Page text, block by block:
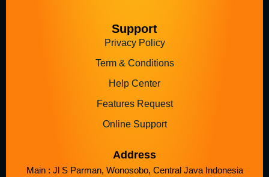
Support
Privacy Policy
Term & Conditions
Help Center
Features Request
Online Support
Address
Main : Jl S Parman, Wonosobo, Central Java Indonesia